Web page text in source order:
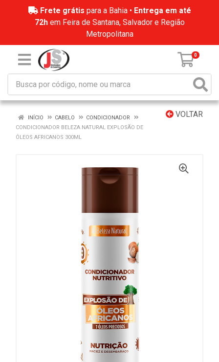
Frete grátis para a Bahia • Entrega em até
72hem Feira de Santana, Salvador e Região
Metropolitana
0
VOLTAR
INÍCIO CABELO
CONDICIONADOR
CONDICIONADOR BELEZA NATURAL EXPLOSÃO DE
ÓLEOS AFRICANOS 300ML